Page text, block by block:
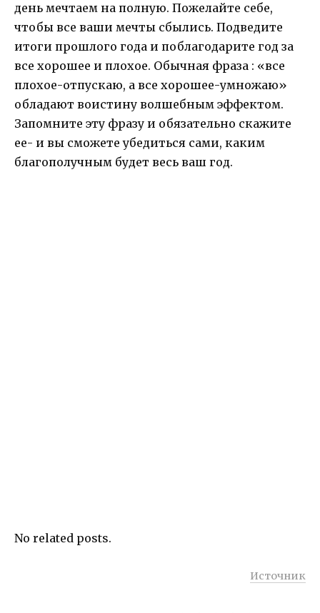
день мечтаем на полную. Пожелайте себе,
чтобы все ваши мечты сбылись. Подведите
итоги прошлого года и поблагодарите год за
все хорошее и плохое. Обычная фраза : «все
плохое-отпускаю, а все хорошее-умножаю»
обладают воистину волшебным эффектом.
Запомните эту фразу и обязательно скажите
ее- и вы сможете убедиться сами, каким
благополучным будет весь ваш год.
No related posts.
Источник